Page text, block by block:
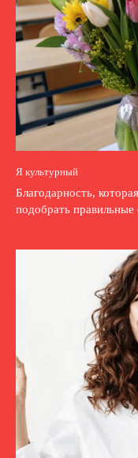
Я культурный
Благодарность,
подобрать правильные